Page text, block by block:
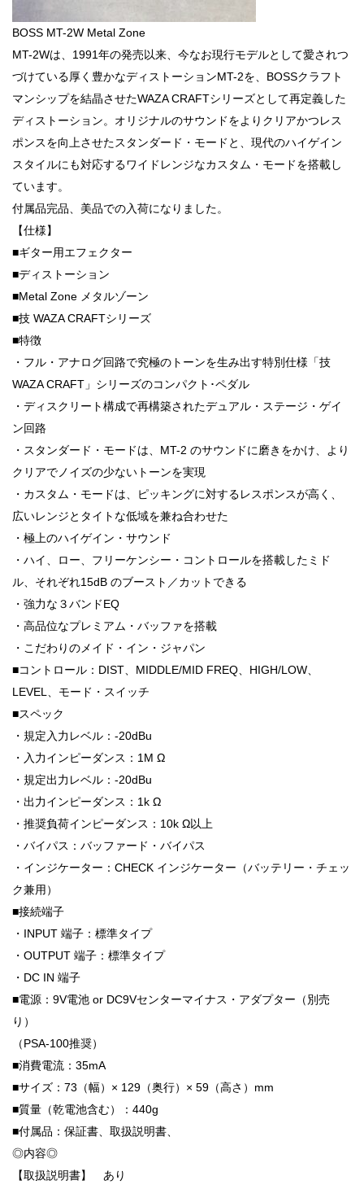
BOSS MT-2W Metal Zone
MT-2Wは、1991年の発売以来、今なお現行モデルとして愛されつ
づけている厚く豊かなディストーションMT-2を、BOSSクラフト
マンシップを結晶させたWAZA CRAFTシリーズとして再定義した
ディストーション。オリジナルのサウンドをよりクリアかつレス
ポンスを向上させたスタンダード・モードと、現代のハイゲイン
スタイルにも対応するワイドレンジなカスタム・モードを搭載し
ています。
付属品完品、美品での入荷になりました。
【仕様】
■ギター用エフェクター
■ディストーション
■Metal Zone メタルゾーン
■技 WAZA CRAFTシリーズ
■特徴
・フル・アナログ回路で究極のトーンを生み出す特別仕様「技
WAZA CRAFT」シリーズのコンパクト･ペダル
・ディスクリート構成で再構築されたデュアル・ステージ・ゲイ
ン回路
・スタンダード・モードは、MT-2 のサウンドに磨きをかけ、より
クリアでノイズの少ないトーンを実現
・カスタム・モードは、ピッキングに対するレスポンスが高く、
広いレンジとタイトな低域を兼ね合わせた
・極上のハイゲイン・サウンド
・ハイ、ロー、フリーケンシー・コントロールを搭載したミド
ル、それぞれ15dB のブースト／カットできる
・強力な３バンドEQ
・高品位なプレミアム・バッファを搭載
・こだわりのメイド・イン・ジャパン
■コントロール：DIST、MIDDLE/MID FREQ、HIGH/LOW、
LEVEL、モード・スイッチ
■スペック
・規定入力レベル：-20dBu
・入力インピーダンス：1M Ω
・規定出力レベル：-20dBu
・出力インピーダンス：1k Ω
・推奨負荷インピーダンス：10k Ω以上
・バイパス：バッファード・バイパス
・インジケーター：CHECK インジケーター（バッテリー・チェッ
ク兼用）
■接続端子
・INPUT 端子：標準タイプ
・OUTPUT 端子：標準タイプ
・DC IN 端子
■電源：9V電池 or DC9Vセンターマイナス・アダプター（別売
り）
（PSA-100推奨）
■消費電流：35mA
■サイズ：73（幅）× 129（奥行）× 59（高さ）mm
■質量（乾電池含む）：440g
■付属品：保証書、取扱説明書、
◎内容◎
【取扱説明書】 あり